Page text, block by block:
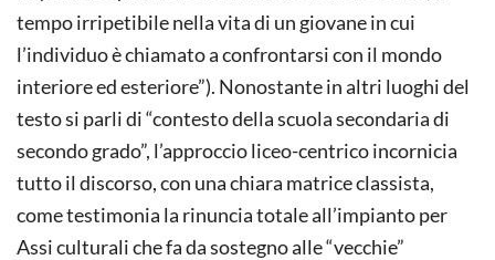
tempo irripetibile nella vita di un giovane in cui
l’individuo è chiamato a confrontarsi con il mondo
interiore ed esteriore”). Nonostante in altri luoghi del
testo si parli di “contesto della scuola secondaria di
secondo grado”, l’approccio liceo-centrico incornicia
tutto il discorso, con una chiara matrice classista,
come testimonia la rinuncia totale all’impianto per
Assi culturali che fa da sostegno alle “vecchie”